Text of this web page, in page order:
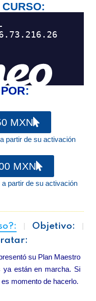
MXN
partir de su activación
MXN
partir de su activación
Objetivo:
su Plan Maestro
ya están en marcha. Si
momento de hacerlo.